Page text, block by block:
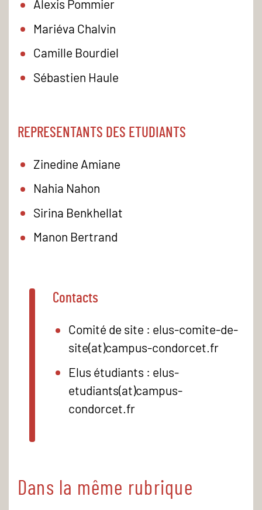
Alexis Pommier
Mariéva Chalvin
Camille Bourdiel
Sébastien Haule
REPRESENTANTS DES ETUDIANTS
Zinedine Amiane
Nahia Nahon
Sirina Benkhellat
Manon Bertrand
Contacts
Comité de site : elus-comite-de-
site(at)campus-condorcet.fr
Elus étudiants : elus-
etudiants(at)campus-
condorcet.fr
Dans la même rubrique